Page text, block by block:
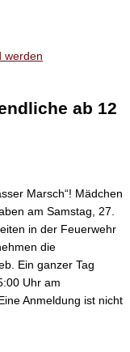
werden
ab 12
Marsch“! Mädchen
am Samstag, 27.
in der Feuerwehr
die
Ein ganzer Tag
Uhr am
Anmeldung ist nicht